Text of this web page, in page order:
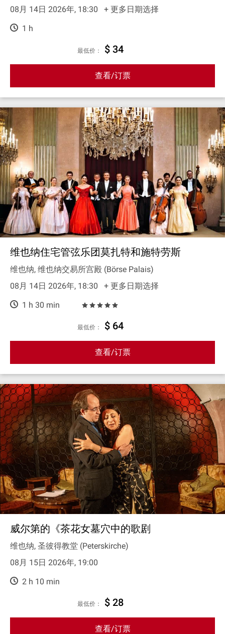
08月 14日 2026年, 18:30
+ 更多日期选择
1 h
最低价： $ 34
查看/订票
维也纳住宅管弦乐团莫扎特和施特劳斯
维也纳, 维也纳交易所宫殿 (Börse Palais)
08月 14日 2026年, 18:30
+ 更多日期选择
1 h 30 min
最低价： $ 64
查看/订票
威尔第的《茶花女墓穴中的歌剧
维也纳, 圣彼得教堂 (Peterskirche)
08月 15日 2026年, 19:00
2 h 10 min
最低价： $ 28
查看/订票